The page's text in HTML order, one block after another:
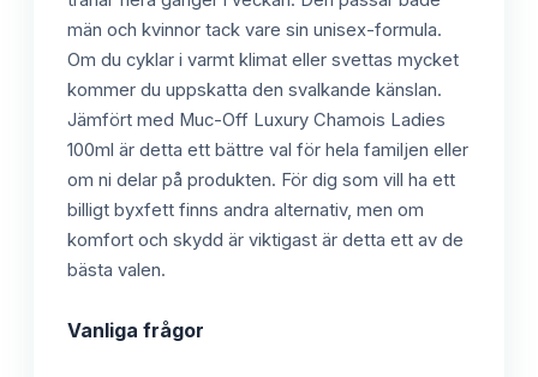
män och kvinnor tack vare sin unisex-formula.
Om du cyklar i varmt klimat eller svettas mycket
kommer du uppskatta den svalkande känslan.
Jämfört med Muc-Off Luxury Chamois Ladies
100ml är detta ett bättre val för hela familjen eller
om ni delar på produkten. För dig som vill ha ett
billigt byxfett finns andra alternativ, men om
komfort och skydd är viktigast är detta ett av de
bästa valen.
Vanliga frågor